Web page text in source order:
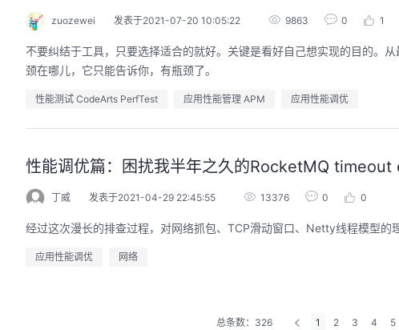
zuozewei 发表于2021-07-20 10:05:22 9863 0 1
不要纠结于工具，只要选择适合的就好。关键是看好自己想实现的目的。从最低的成本和
颈在哪儿，它只能告诉你，有瓶颈了。
性能测试 CodeArts PerfTest 应用性能管理 APM 应用性能调优
性能调优篇：困扰我半年之久的RocketMQ
丁威 发表于2021-04-29 22:45:55 13376 0 0
经过这次漫长的排查过程，对网络抓包、TCP滑动窗口、Netty线程模型的
应用性能调优 网络
总条数：326 1 2 3 4 5